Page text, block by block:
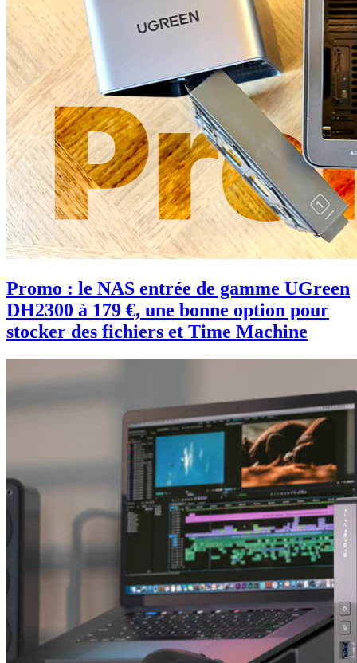
Promo : le NAS entrée de gamme UGreen
DH2300 à 179 €, une bonne option pour
stocker des fichiers et Time Machine